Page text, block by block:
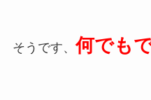
そうです、何でもで